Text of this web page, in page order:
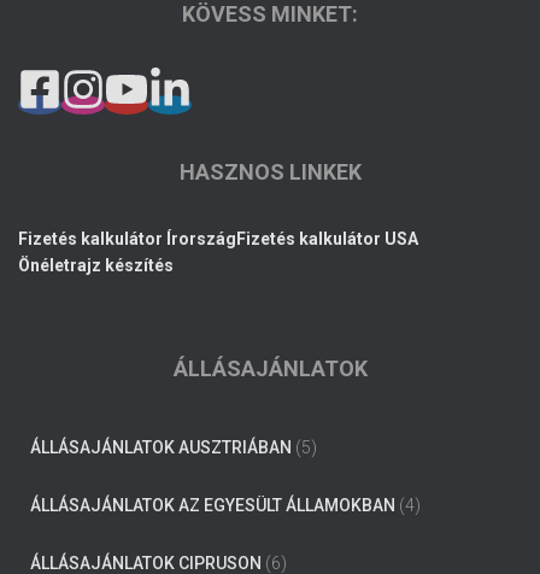
KÖVESS MINKET:
HASZNOS LINKEK
Fizetés kalkulátor Írország Fizetés kalkulátor USA
Önéletrajz készítés
ÁLLÁSAJÁNLATOK
ÁLLÁSAJÁNLATOK AUSZTRIÁBAN (5)
ÁLLÁSAJÁNLATOK AZ EGYESÜLT ÁLLAMOKBAN (4)
ÁLLÁSAJÁNLATOK CIPRUSON (6)